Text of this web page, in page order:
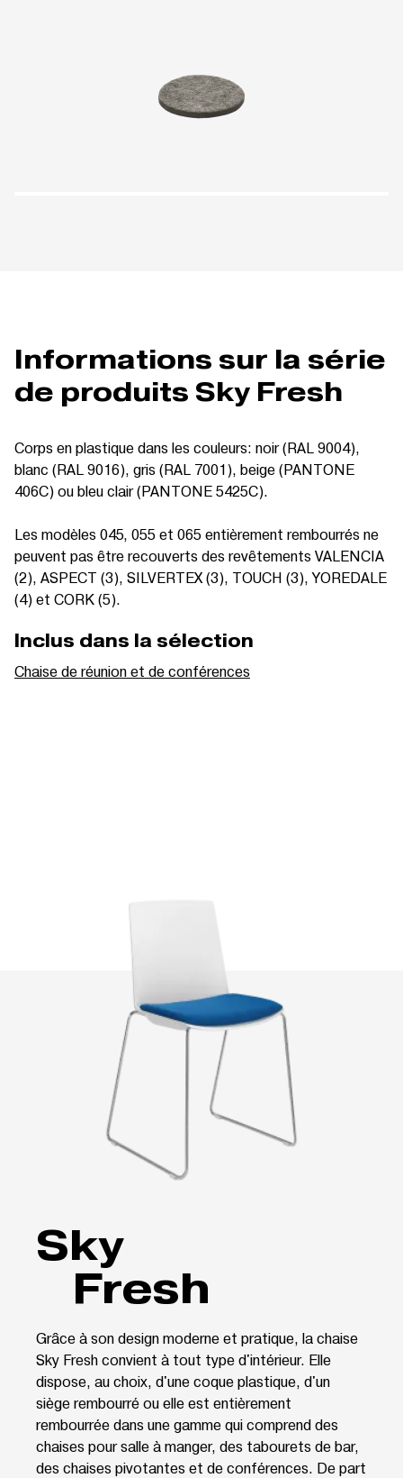
Informations sur la série
de produits Sky Fresh
Corps en plastique dans les couleurs: noir (RAL 9004),
blanc (RAL 9016), gris (RAL 7001), beige (PANTONE
406C) ou bleu clair (PANTONE 5425C).
Les modèles 045, 055 et 065 entièrement rembourrés ne
peuvent pas être recouverts des revêtements VALENCIA
(2), ASPECT (3), SILVERTEX (3), TOUCH (3), YOREDALE
(4) et CORK (5).
Inclus dans la sélection
Chaise de réunion et de conférences
Sky
Fresh
Grâce à son design moderne et pratique, la chaise
Sky Fresh convient à tout type d'intérieur. Elle
dispose, au choix, d'une coque plastique, d'un
siège rembourré ou elle est entièrement
rembourrée dans une gamme qui comprend des
chaises pour salle à manger, des tabourets de bar,
des chaises pivotantes et de conférences. De part